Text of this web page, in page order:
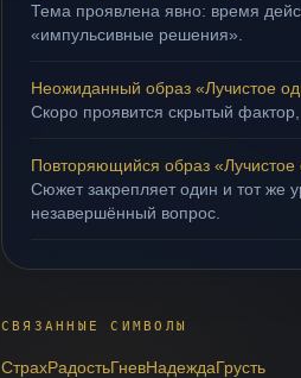
Тема проявлена явно: время
«импульсивные решения».
Неожиданный образ «Лучистое
Скоро проявится скрытый фактор,
Повторяющийся образ «Лучистое
Сюжет закрепляет один и тот же
незавершённый вопрос.
СВЯЗАННЫЕ СИМВОЛЫ
СтрахРадостьГневНадеждаГрусть